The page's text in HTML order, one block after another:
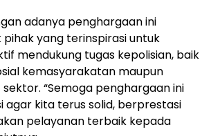
adanya penghargaan ini
yang terinspirasi untuk
mendukung tugas kepolisian, baik
kemasyarakatan maupun
“Semoga penghargaan ini
agar kita terus solid, berprestasi
pelayanan terbaik kepada